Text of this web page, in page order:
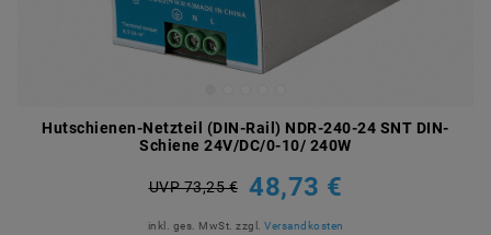
Hutschienen-Netzteil (DIN-Rail) NDR-240-24 SNT DIN-
Schiene 24V/DC/0-10/ 240W
UVP 73,25 € 48,73 €
inkl. ges. MwSt. zzgl. Versandkosten